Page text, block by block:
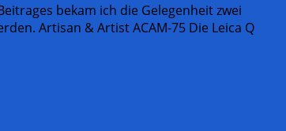
bekam ich die Gelegenheit zwei
Artisan & Artist ACAM-75 Die Leica Q